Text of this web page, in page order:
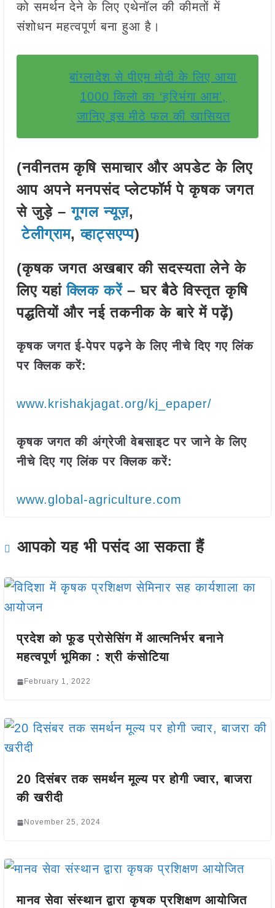
को समर्थन देने के लिए एथेनॉल की कीमतों में
संशोधन महत्वपूर्ण बना हुआ है।
बांग्लादेश से पीएम मोदी के लिए आया
1000 किलो का ‘हरिभंगा आम’,
जानिए इस मीठे फल की खासियत
(नवीनतम कृषि समाचार और अपडेट के लिए
आप अपने मनपसंद प्लेटफॉर्म पे कृषक जगत
से जुड़े – गूगल न्यूज़,
टेलीग्राम,व्हाट्सएप्प)
(कृषक जगत अखबार की सदस्यता लेने के
लिए यहांक्लिक करें– घर बैठे विस्तृत कृषि
पद्धतियों और नई तकनीक के बारे में पढ़ें)
कृषक जगत ई-पेपर पढ़ने के लिए नीचे दिए गए लिंक
पर क्लिक करें:
www.krishakjagat.org/kj_epaper/
कृषक जगत की अंग्रेजी वेबसाइट पर जाने के लिए
नीचे दिए गए लिंक पर क्लिक करें:
www.global-agriculture.com
आपको यह भी पसंद आ सकता हैं
प्रदेश को फूड प्रोसेसिंग में आत्मनिर्भर बनाने
महत्वपूर्ण भूमिका : श्री कंसोटिया
February 1, 2022
20 दिसंबर तक समर्थन मूल्य पर होगी ज्वार, बाजरा
की खरीदी
November 25, 2024
मानव सेवा संस्थान द्वारा कृषक प्रशिक्षण आयोजित